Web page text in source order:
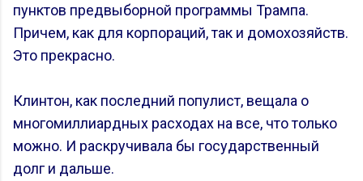
пунктов предвыборной программы Трампа.
Причем, как для корпораций, так и домохозяйств.
Это прекрасно.
Клинтон, как последний популист, вещала о
многомиллиардных расходах на все, что только
можно. И раскручивала бы государственный
долг и дальше.